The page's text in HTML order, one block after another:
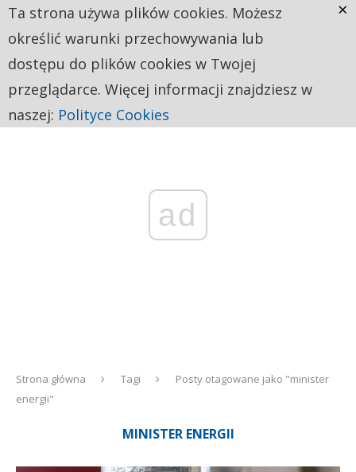
ad
Strona główna Tagi
Posty otagowane jako "minister
energii"
MINISTER ENERGII
Ta strona używa plików cookies. Możesz
określić warunki przechowywania lub
dostępu do plików cookies w Twojej
przeglądarce. Więcej informacji znajdziesz w
naszej: Polityce Cookies
×